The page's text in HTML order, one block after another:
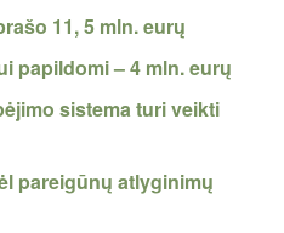
11, 5 mln. eurų
papildomi – 4 mln. eurų
sistema turi veikti
pareigūnų atlyginimų